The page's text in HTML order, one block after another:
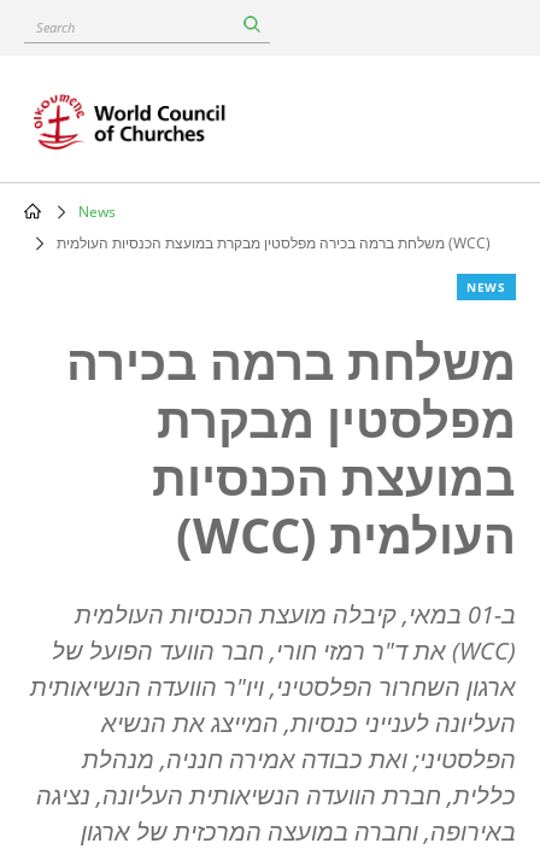
content
Search
Breadcrumb
News
משלחת ברמה בכירה מפלסטין מבקרת במועצת הכנסיות העולמית (WCC)
NEWS
משלחת ברמה בכירה
מפלסטין מבקרת
במועצת הכנסיות
העולמית (WCC)
ב-01 במאי, קיבלה מועצת הכנסיות העולמית
(WCC) את ד"ר רמזי חורי, חבר הוועד הפועל של
ארגון השחרור הפלסטיני, ויו"ר הוועדה הנשיאותית
העליונה לענייני כנסיות, המייצג את הנשיא
הפלסטיני; ואת כבודה אמירה חנניה, מנהלת
כללית, חברת הוועדה הנשיאותית העליונה, נציגה
באירופה, וחברה במועצה המרכזית של ארגון